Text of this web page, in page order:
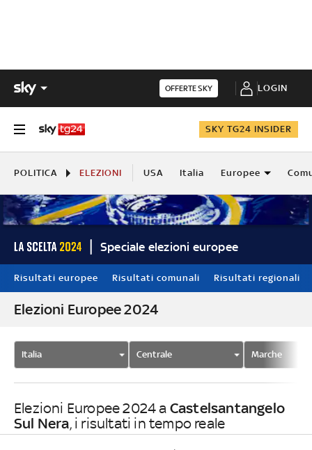
OFFERTE SKY LOGIN
SKY TG24 INSIDER
POLITICA ELEZIONI USA Italia Europee
Speciale elezioni europee
Risultati europee Risultati comunali Risultati regionali
Elezioni Europee 2024
Italia Centrale Marche
Elezioni Europee 2024 a Castelsantangelo
Sul Nera, i risultati in tempo reale